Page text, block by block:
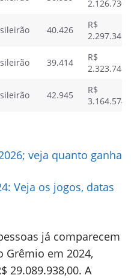
40.426
R$
39.414
R$
42.945
R$
veja quanto ganha
Veja os jogos, datas
já comparecem
Grêmio em 2024,
29.089.938,00. A